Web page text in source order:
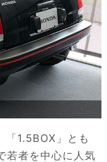
「1.5BOX」とも
若者を中心に人気